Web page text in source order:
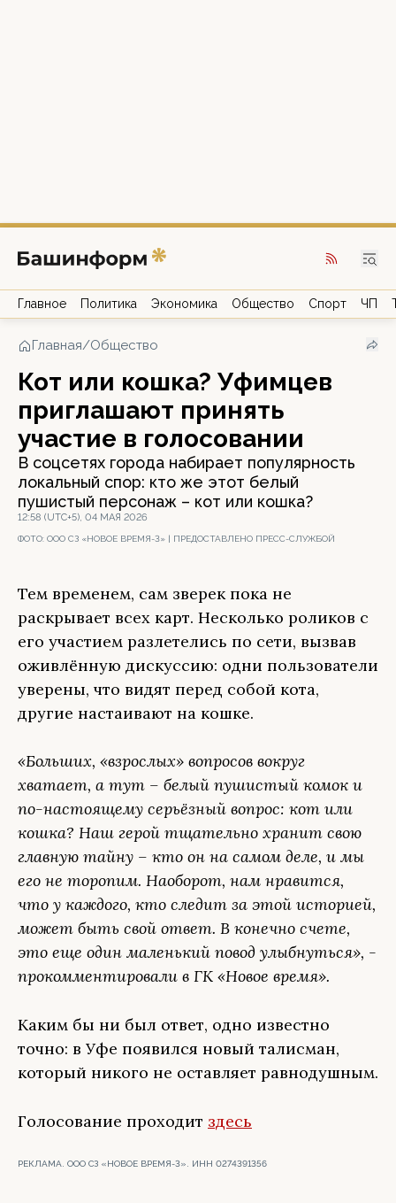
Главное Политика Экономика Общество Спорт ЧП
Главная/Общество
Кот или кошка? Уфимцев
приглашают принять
участие в голосовании
В соцсетях города набирает популярность
локальный спор: кто же этот белый
пушистый персонаж – кот или кошка?
12:58 (UTC+5), 04 МАЯ 2026
ФОТО: ООО СЗ «НОВОЕ ВРЕМЯ-3» | ПРЕДОСТАВЛЕНО ПРЕСС-СЛУЖБОЙ
Тем временем, сам зверек пока не
раскрывает всех карт. Несколько роликов с
его участием разлетелись по сети, вызвав
оживлённую дискуссию: одни пользователи
уверены, что видят перед собой кота,
другие настаивают на кошке.
«Больших, «взрослых» вопросов вокруг
хватает, а тут – белый пушистый комок и
по-настоящему серьёзный вопрос: кот или
кошка? Наш герой тщательно хранит свою
главную тайну – кто он на самом деле, и мы
его не торопим. Наоборот, нам нравится,
что у каждого, кто следит за этой историей,
может быть свой ответ. В конечно счете,
это еще один маленький повод улыбнуться», -
прокомментировали в ГК «Новое время».
Каким бы ни был ответ, одно известно
точно: в Уфе появился новый талисман,
который никого не оставляет равнодушным.
Голосование проходит здесь
РЕКЛАМА. ООО СЗ «НОВОЕ ВРЕМЯ-3». ИНН 0274391356